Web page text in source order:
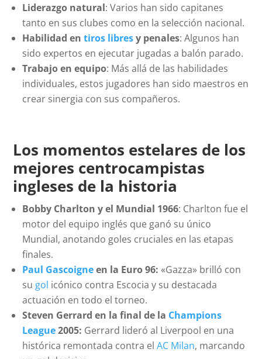
Liderazgo natural: Varios han sido capitanes
tanto en sus clubes como en la selección nacional.
Habilidad entiros libresy penales: Algunos han
sido expertos en ejecutar jugadas a balón parado.
Trabajo en equipo: Más allá de las habilidades
individuales, estos jugadores han sido maestros en
crear sinergia con sus compañeros.
Los momentos estelares de los
mejores centrocampistas
ingleses de la historia
Bobby Charlton y el Mundial 1966: Charlton fue el
motor del equipo inglés que ganó su único
Mundial, anotando goles cruciales en las etapas
finales.
Paul Gascoigneen la Euro 96: «Gazza» brilló con
sugol icónico contra Escocia y su destacada
actuación en todo el torneo.
Steven Gerrard en la final de la Champions
League2005: Gerrard lideró al Liverpool en una
histórica remontada contra elAC Milan, marcando